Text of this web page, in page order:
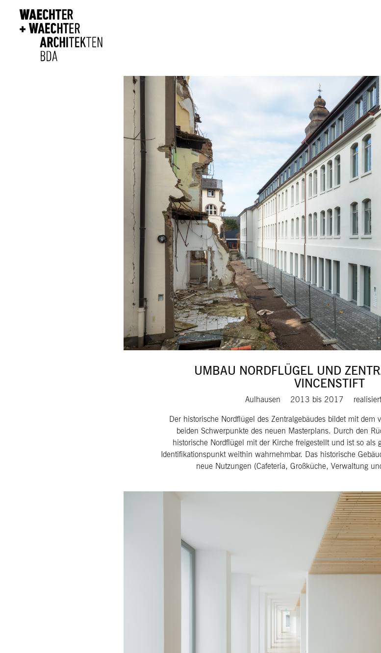
UMBAU NORDFLÜGEL UND
VINCENSTIFT
Aulhausen 2013 bis 2017
Der historische Nordflügel des Zentralgebäudes bildet mit dem
beiden Schwerpunkte des neuen Masterplans. Durch den
historische Nordflügel mit der Kirche freigestellt und ist so als
Identifikationspunkt weithin wahrnehmbar. Das historische
neue Nutzungen (Cafeteria, Großküche, Verwaltung